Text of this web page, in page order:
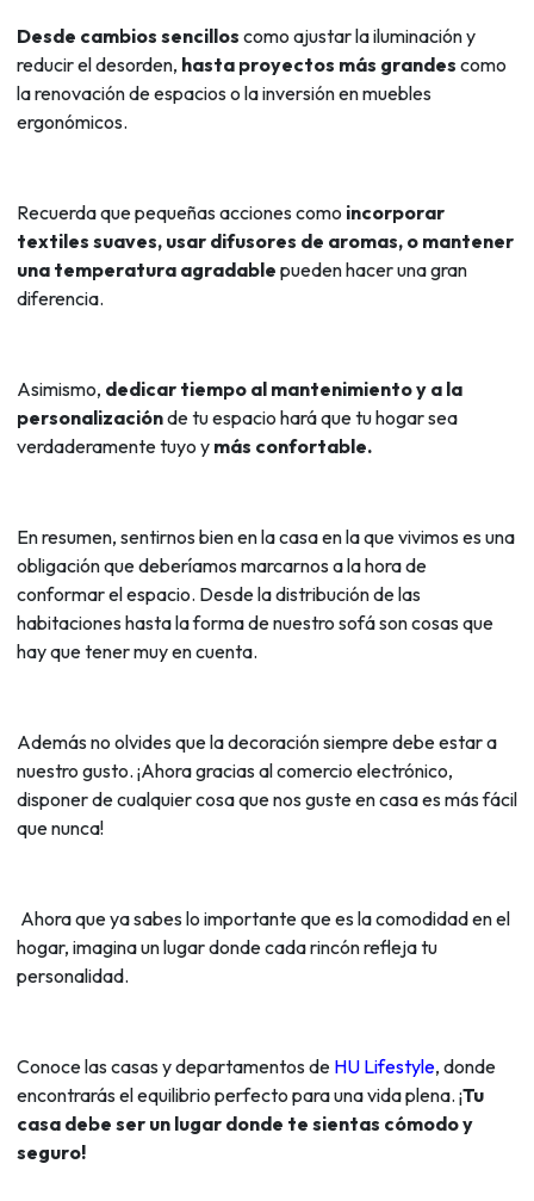
Desde cambios sencillos como ajustar la iluminación y
reducir el desorden, hasta proyectos más grandes como
la renovación de espacios o la inversión en muebles
ergonómicos.
Recuerda que pequeñas acciones como incorporar
textiles suaves, usar difusores de aromas, o mantener
una temperatura agradable pueden hacer una gran
diferencia.
Asimismo, dedicar tiempo al mantenimiento y a la
personalizaciónde tu espacio hará que tu hogar sea
verdaderamente tuyo y más confortable.
En resumen, sentirnos bien en la casa en la que vivimos es una
obligación que deberíamos marcarnos a la hora de
conformar el espacio. Desde la distribución de las
habitaciones hasta la forma de nuestro sofá son cosas que
hay que tener muy en cuenta.
Además no olvides que la decoración siempre debe estar a
nuestro gusto. ¡Ahora gracias al comercio electrónico,
disponer de cualquier cosa que nos guste en casa es más fácil
que nunca!
Ahora que ya sabes lo importante que es la comodidad en el
hogar, imagina un lugar donde cada rincón refleja tu
personalidad.
Conoce las casas y departamentos de HU Lifestyle, donde
encontrarás el equilibrio perfecto para una vida plena. ¡Tu
casa debe ser un lugar donde te sientas cómodo y
seguro!